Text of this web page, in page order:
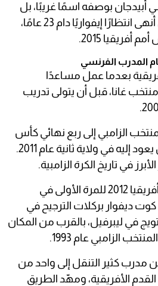
أبيدجان بوصفه اسمًا غريبًا، بل
يعود باعتباره الرجل الذي أنهى انتظارًا إيفواريًا دام 23 عامًا،
2015.
المدرب الفرنسي
بعدما عمل مساعدًا
غانا، قبل أن يتولى تدريب
الزامبي إلى ربع نهائي كأس
أمم أفريقيا 2010، قبل أن يعود إليه في ولاية ثانية عام 2011.
في تاريخ الكرة الزامبية.
وفازت زامبيا بكأس أمم أفريقيا 2012 للمرة الأولى في
كوت ديفوار بركلات الترجيح في
في ليبرفيل، بالقرب من المكان
الزامبي عام 1993.
مدرب كثير التنقل إلى واحد من
الأفريقية، ومهّد الطريق